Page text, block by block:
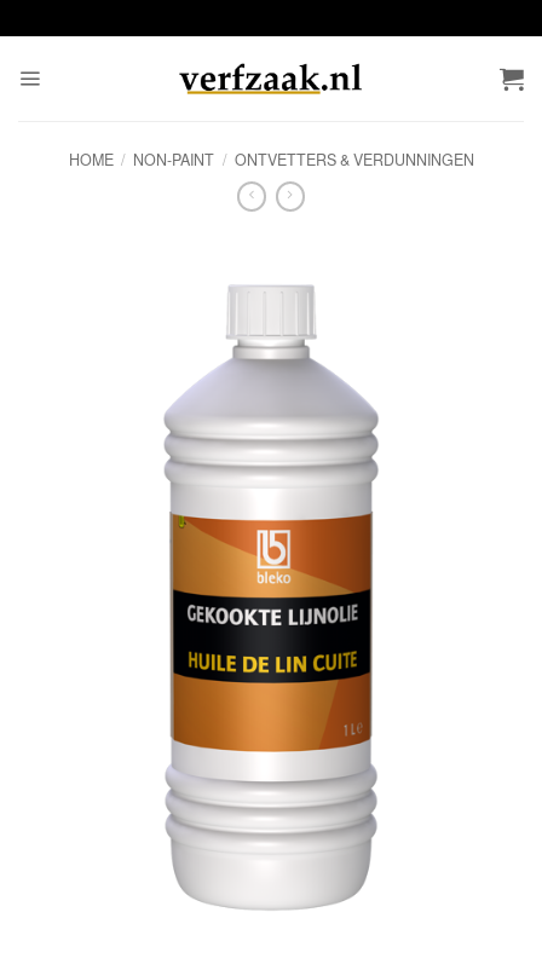
naar
HOME / NON-PAINT / ONTVETTERS & VERDUNNINGEN